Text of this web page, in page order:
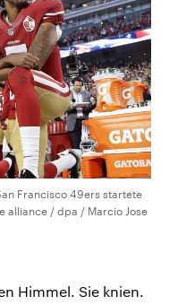
Francisco 49ers startete
alliance / dpa / Marcio Jose
Himmel. Sie knien.